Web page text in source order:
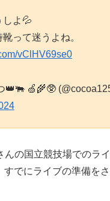
よ💦
って迷うよね。
vClHV69se0
🍏🌾🥸
んの国立競技場でのラ
すでにライブの準備を